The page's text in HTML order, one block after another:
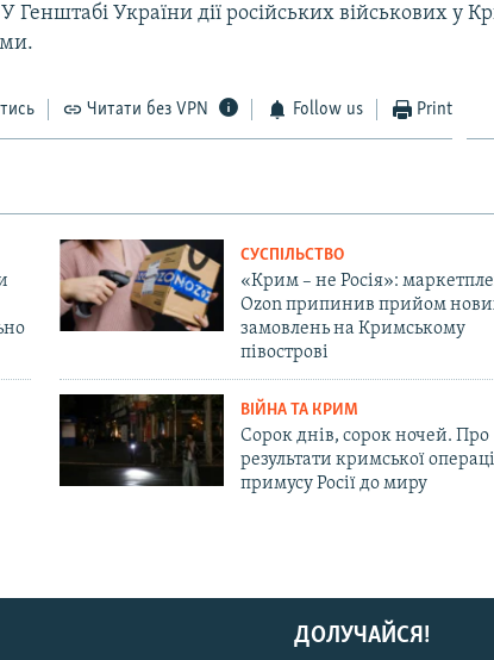
У Генштабі України дії російських військових у
Читати без VPN Follow us Print
СУСПІЛЬСТВО
«Крим – не Росія»:
Ozon припинив прийом
замовлень на Кримському
півострові
ВІЙНА ТА КРИМ
Сорок днів, сорок ночей. Про
результати кримської
примусу Росії до миру
ДОЛУЧАЙСЯ!